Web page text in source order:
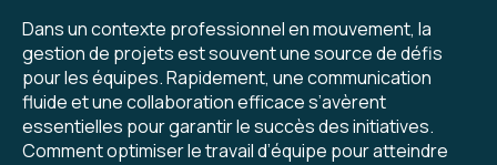
Dans un contexte professionnel en mouvement, la
gestion de projets est souvent une source de défis
pour les équipes. Rapidement, une communication
fluide et une collaboration efficace s’avèrent
essentielles pour garantir le succès des initiatives.
Comment optimiser le travail d’équipe pour atteindre
3
correspondait plutôt à une formation niveau 1
ou alors j'ai déjà trop d'expérience / de pratique
pour cette formation.
Formation : Conduire et gérer un projet - niveau 2